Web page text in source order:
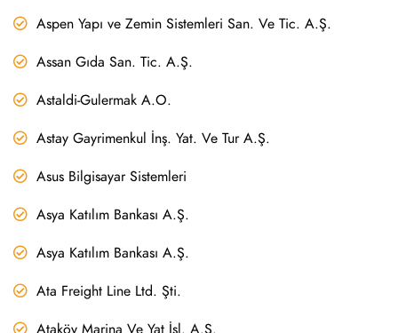
Aspen Yapı ve Zemin Sistemleri San. Ve Tic. A.Ş.
Assan Gıda San. Tic. A.Ş.
Astaldi-Gulermak A.O.
Astay Gayrimenkul İnş. Yat. Ve Tur A.Ş.
Asus Bilgisayar Sistemleri
Asya Katılım Bankası A.Ş.
Asya Katılım Bankası A.Ş.
Ata Freight Line Ltd. Şti.